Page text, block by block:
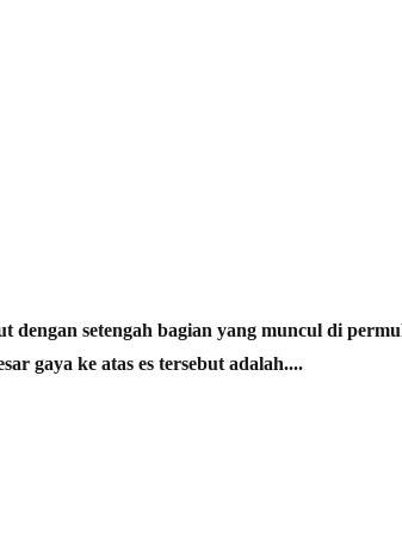
dengan setengah bagian yang muncul di
gaya ke atas es tersebut adalah....